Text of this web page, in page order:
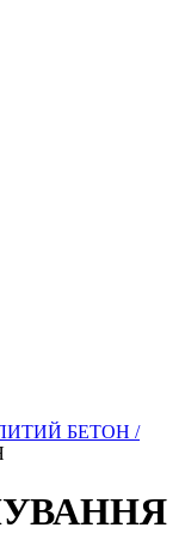
БЕТОН /